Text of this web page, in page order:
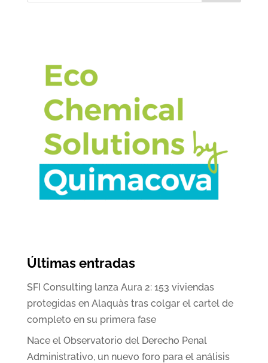
Últimas entradas
SFI Consulting lanza Aura 2: 153 viviendas
protegidas en Alaquàs tras colgar el cartel de
completo en su primera fase
Nace el Observatorio del Derecho Penal
Administrativo, un nuevo foro para el análisis